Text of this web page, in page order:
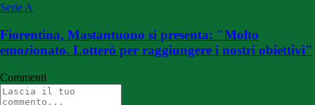
Serie A
Fiorentina, Mastantuono si presenta: "Molto
emozionato. Lotterò per raggiungere i nostri obiettivi"
Commenti